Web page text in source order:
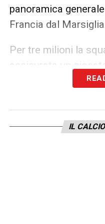
panoramica
Francia dal
Per tre milioni la
assicurata un
destra
ipoteticamente
anno verrà pagato
IL